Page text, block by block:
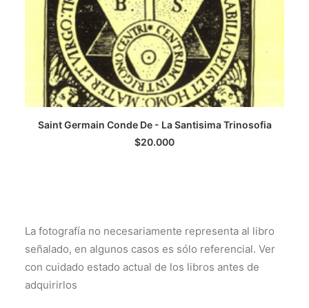
LEER MÁS
Saint Germain Conde De - La Santisima Trinosofia
$20.000
La fotografía no necesariamente representa al libro
señalado, en algunos casos es sólo referencial. Ver
con cuidado estado actual de los libros antes de
adquirirlos